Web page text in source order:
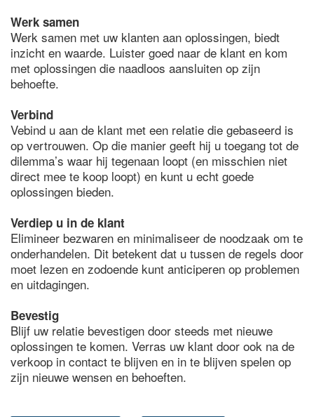
Werk samen
Werk samen met uw klanten aan oplossingen, biedt
inzicht en waarde. Luister goed naar de klant en kom
met oplossingen die naadloos aansluiten op zijn
behoefte.
Verbind
Vebind u aan de klant met een relatie die gebaseerd is
op vertrouwen. Op die manier geeft hij u toegang tot de
dilemma’s waar hij tegenaan loopt (en misschien niet
direct mee te koop loopt) en kunt u echt goede
oplossingen bieden.
Verdiep u in de klant
Elimineer bezwaren en minimaliseer de noodzaak om te
onderhandelen. Dit betekent dat u tussen de regels door
moet lezen en zodoende kunt anticiperen op problemen
en uitdagingen.
Bevestig
Blijf uw relatie bevestigen door steeds met nieuwe
oplossingen te komen. Verras uw klant door ook na de
verkoop in contact te blijven en in te blijven spelen op
zijn nieuwe wensen en behoeften.